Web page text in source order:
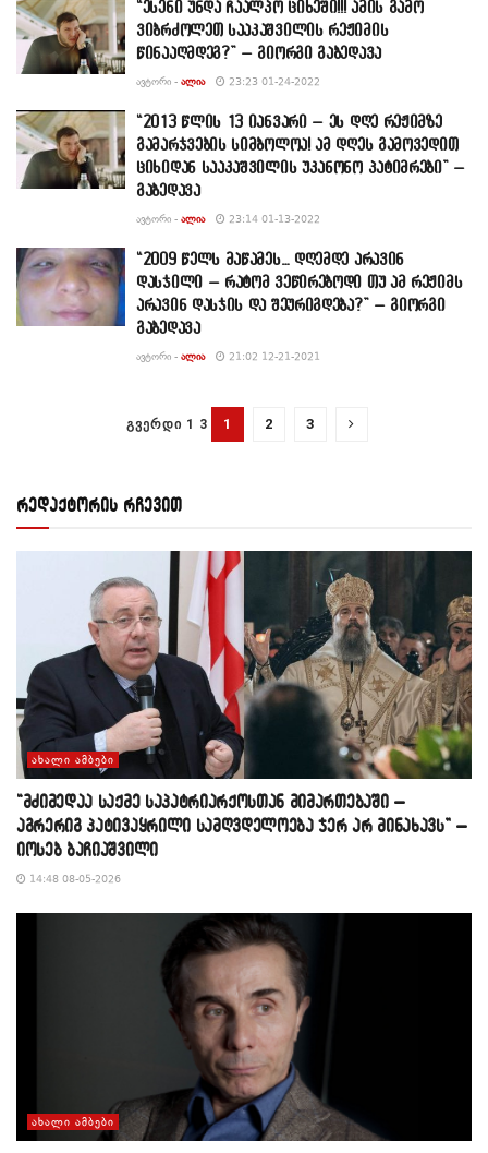
“ესენი უნდა ჩაალპო ციხეში!!! ამის გამო
ვიბრძოლეთ სააკაშვილის რეჟიმის
წინააღმდეგ?” – გიორგი გაბედავა
ᲐᲕᲢᲝᲠᲘ - ᲐᲚᲘᲐ 23:23 01-24-2022
“2013 წლის 13 იანვარი – ეს დღე რეჟიმზე
გამარჯვების სიმბოლოა! ამ დღეს გამოვედით
ციხიდან სააკაშვილის უკანონო პატიმრები” –
გაბედავა
ᲐᲕᲢᲝᲠᲘ - ᲐᲚᲘᲐ 23:14 01-13-2022
“2009 წელს მაწამეს… დღემდე არავინ
დასჯილი – რატომ ვეწირებოდი თუ ამ რეჟიმს
არავინ დასჯის და შეურიგდება?” – გიორგი
გაბედავა
ᲐᲕᲢᲝᲠᲘ - ᲐᲚᲘᲐ 21:02 12-21-2021
ᲒᲕᲔᲠᲓᲘ 1 3 1 2 3
რედაქტორის რჩევით
ᲐᲮᲐᲚᲘ ᲐᲛᲑᲔᲑᲘ
“მძიმედაა საქმე საპატრიარქოსთან მიმართებაში –
აგრერიგ პატივაყრილი სამღვდელოება ჯერ არ მინახავს” –
იოსებ ბაჩიაშვილი
14:48 08-05-2026
ᲐᲮᲐᲚᲘ ᲐᲛᲑᲔᲑᲘ